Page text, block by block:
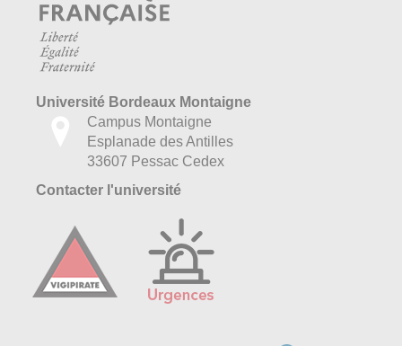
Université Bordeaux Montaigne
Campus Montaigne
Esplanade des Antilles
33607 Pessac Cedex
Contacter l'université